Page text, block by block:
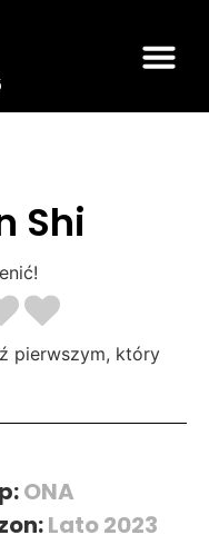
Shi
pierwszym, który
ONA
Lato 2023